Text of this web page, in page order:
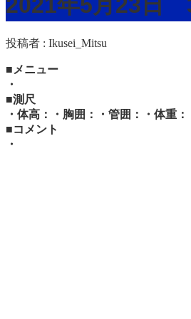
投稿者 : Ikusei_Mitsu
■メニュー
・
■測尺
・体高：・胸囲：・管囲：・体重：
■コメント
・